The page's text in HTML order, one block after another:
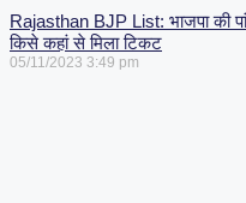
Rajasthan BJP List: भाजपा की
किसे कहां से मिला टिकट
05/11/2023 3:49 pm